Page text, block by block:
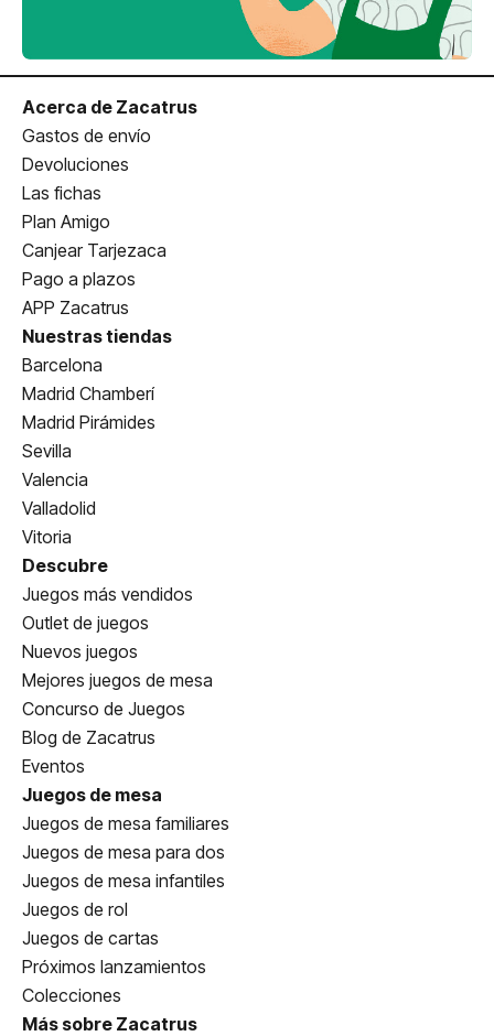
Acerca de Zacatrus
Gastos de envío
Devoluciones
Las fichas
Plan Amigo
Canjear Tarjezaca
Pago a plazos
APP Zacatrus
Nuestras tiendas
Barcelona
Madrid Chamberí
Madrid Pirámides
Sevilla
Valencia
Valladolid
Vitoria
Descubre
Juegos más vendidos
Outlet de juegos
Nuevos juegos
Mejores juegos de mesa
Concurso de Juegos
Blog de Zacatrus
Eventos
Juegos de mesa
Juegos de mesa familiares
Juegos de mesa para dos
Juegos de mesa infantiles
Juegos de rol
Juegos de cartas
Próximos lanzamientos
Colecciones
Más sobre Zacatrus